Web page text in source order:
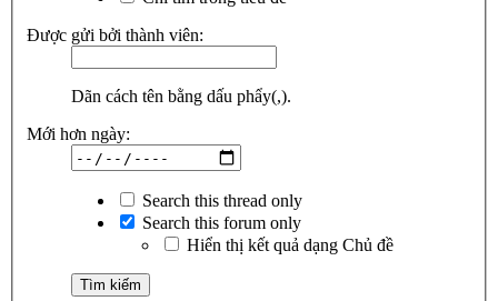
Được gửi bởi thành viên:
Dãn cách tên bằng dấu phẩy(,).
Mới hơn ngày:
Search this thread only
Search this forum only
Hiển thị kết quả dạng Chủ đề